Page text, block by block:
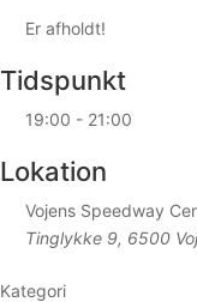
Er afholdt!
Tidspunkt
19:00 - 21:00
Lokation
Vojens Speedway
Tinglykke 9, 6500
Kategori